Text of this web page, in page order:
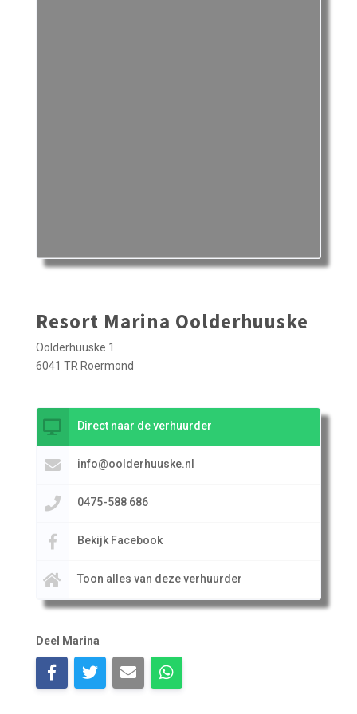
Resort Marina Oolderhuuske
Oolderhuuske 1
6041 TR Roermond
Direct naar de verhuurder
info@oolderhuuske.nl
0475-588 686
Bekijk Facebook
Toon alles van deze verhuurder
Deel Marina